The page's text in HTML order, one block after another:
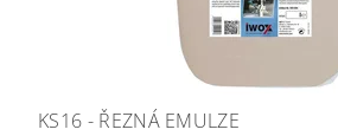
KS16 - ŘEZNÁ EMULZE